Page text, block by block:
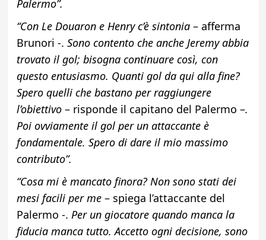
Palermo”.
“Con Le Douaron e Henry c’è sintonia – afferma
Brunori -. Sono contento che anche Jeremy abbia
trovato il gol; bisogna continuare così, con
questo entusiasmo. Quanti gol da qui alla fine?
Spero quelli che bastano per raggiungere
l’obiettivo – risponde il capitano del Palermo –.
Poi ovviamente il gol per un attaccante è
fondamentale. Spero di dare il mio massimo
contributo”.
“Cosa mi è mancato finora? Non sono stati dei
mesi facili per me – spiega l’attaccante del
Palermo -. Per un giocatore quando manca la
fiducia manca tutto. Accetto ogni decisione, sono